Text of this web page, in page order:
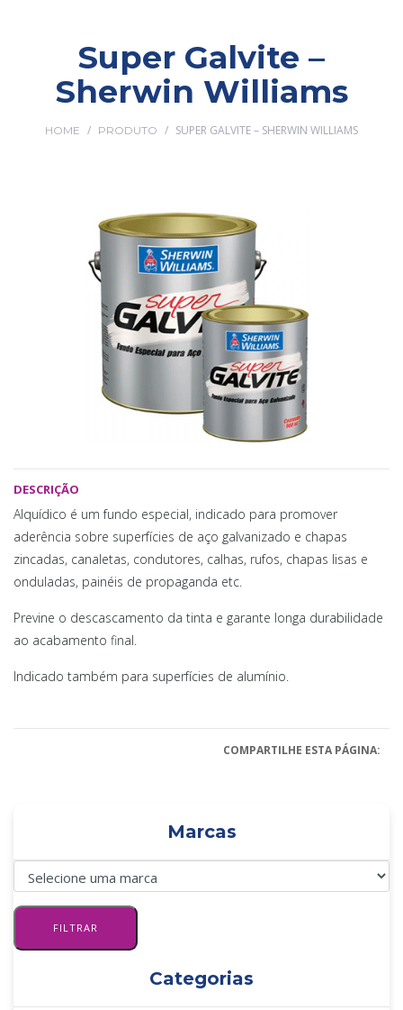
Super Galvite –
Sherwin Williams
HOME / PRODUTO / SUPER GALVITE – SHERWIN WILLIAMS
DESCRIÇÃO
Alquídico é um fundo especial, indicado para promover
aderência sobre superfícies de aço galvanizado e chapas
zincadas, canaletas, condutores, calhas, rufos, chapas lisas e
onduladas, painéis de propaganda etc.
Previne o descascamento da tinta e garante longa durabilidade
ao acabamento final.
Indicado também para superfícies de alumínio.
COMPARTILHE ESTA PÁGINA:
Marcas
Categorias